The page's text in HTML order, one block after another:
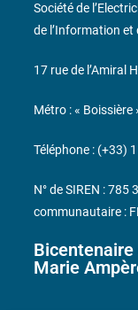
Bicentenaire
Marie
Société de
de l’Information
17 rue de l’Amiral
Métro : « Boissière
Téléphone : (+33)
N° de SIREN : 785
communautaire :